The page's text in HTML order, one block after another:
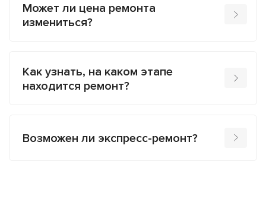
Может ли цена ремонта
измениться?
Как узнать, на каком этапе
находится ремонт?
Возможен ли экспресс-ремонт?